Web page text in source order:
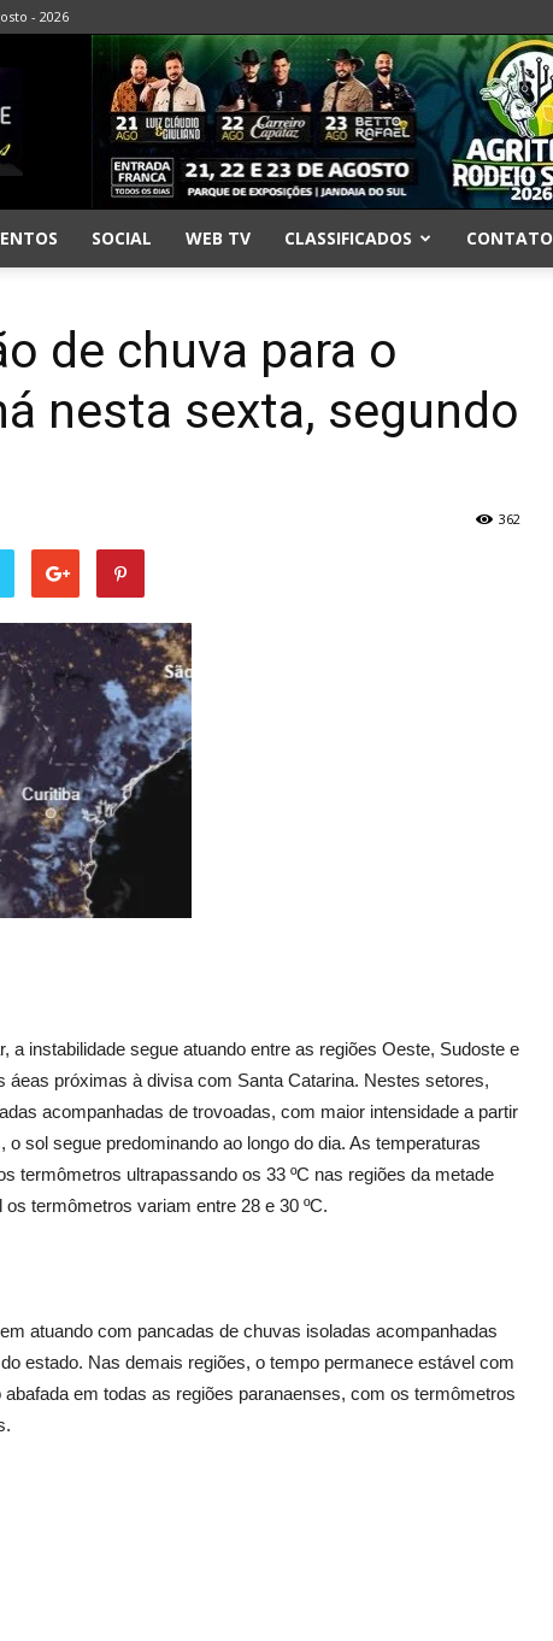
- 2026
SOCIAL WEB TV CLASSIFICADOS CONTATO
de chuva para o
nesta sexta, segundo
362
a instabilidade segue atuando entre as regiões Oeste, Sudoste e
áeas próximas à divisa com Santa Catarina. Nestes setores,
acompanhadas de trovoadas, com maior intensidade a partir
sol segue predominando ao longo do dia. As temperaturas
termômetros ultrapassando os 33 ºC nas regiões da metade
termômetros variam entre 28 e 30 ºC.
atuando com pancadas de chuvas isoladas acompanhadas
estado. Nas demais regiões, o tempo permanece estável com
em todas as regiões paranaenses, com os termômetros